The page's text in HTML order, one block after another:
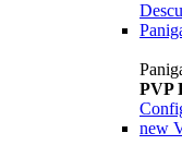
PVP
new